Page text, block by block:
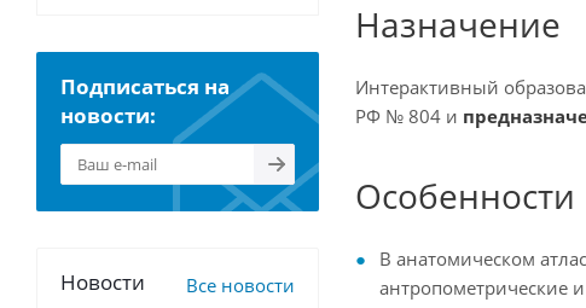
Назначение
Интерактивный
РФ № 804 и
Особенности
В анатомическом
антропометрические
Подписаться на
новости:
Новости Все новости